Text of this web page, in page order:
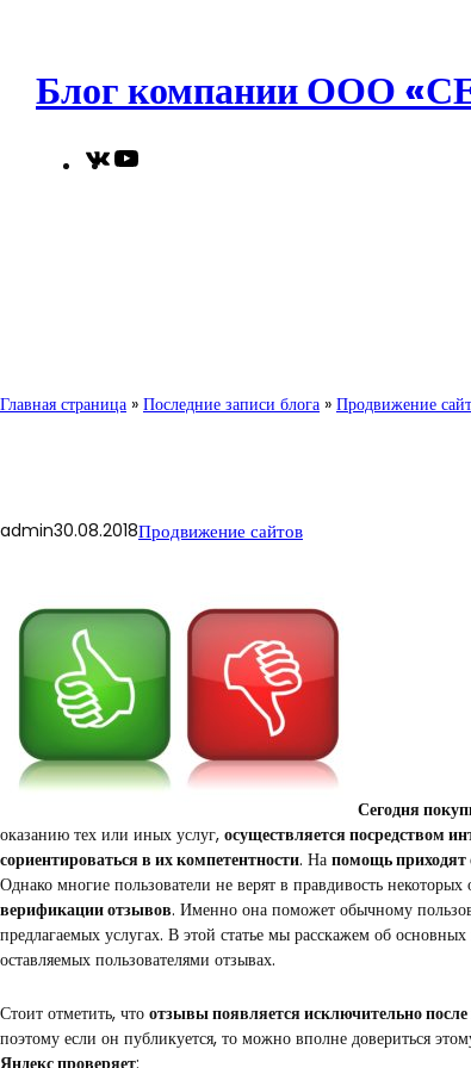
Блог компании ООО
VK
Главная страница » Последние записи блога » Продвижение
admin30.08.2018Продвижение сайтов
Сегодня
оказанию тех или иных услуг, осуществляется посредством
сориентироваться в их компетентности. На помощь
Однако многие пользователи не верят в правдивость некоторых
верификации отзывов. Именно она поможет обычному
предлагаемых услугах. В этой статье мы расскажем об
оставляемых пользователями отзывах.
Стоит отметить, что отзывы появляется исключительно
поэтому если он публикуется, то можно вполне довериться
Яндекс проверяет: